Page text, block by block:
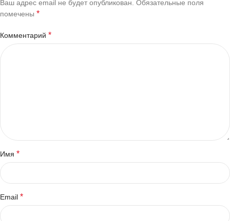
Ваш адрес email не будет опубликован. Обязательные поля
помечены *
Комментарий *
Имя *
Email *